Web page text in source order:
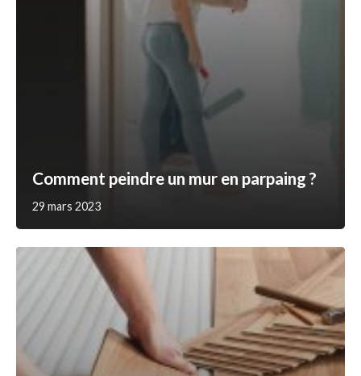
Comment peindre un mur en parpaing ?
29 mars 2023